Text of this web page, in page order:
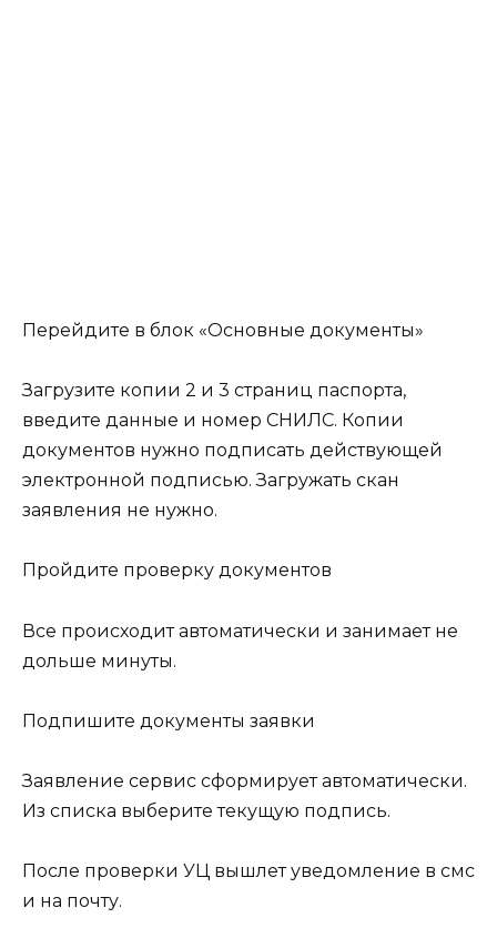
Перейдите в блок «Основные документы»
Загрузите копии 2 и 3 страниц паспорта,
введите данные и номер СНИЛС. Копии
документов нужно подписать действующей
электронной подписью. Загружать скан
заявления не нужно.
Пройдите проверку документов
Все происходит автоматически и занимает не
дольше минуты.
Подпишите документы заявки
Заявление сервис сформирует автоматически.
Из списка выберите текущую подпись.
После проверки УЦ вышлет уведомление в смс
и на почту.